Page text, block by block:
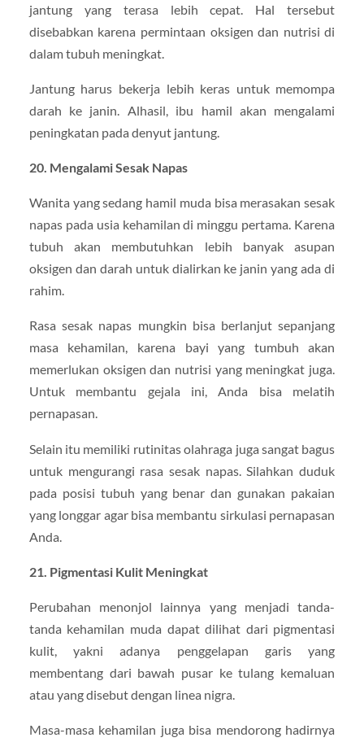
jantung yang terasa lebih cepat. Hal tersebut
disebabkan karena permintaan oksigen dan nutrisi di
dalam tubuh meningkat.
Jantung harus bekerja lebih keras untuk memompa
darah ke janin. Alhasil, ibu hamil akan mengalami
peningkatan pada denyut jantung.
20. Mengalami Sesak Napas
Wanita yang sedang hamil muda bisa merasakan sesak
napas pada usia kehamilan di minggu pertama. Karena
tubuh akan membutuhkan lebih banyak asupan
oksigen dan darah untuk dialirkan ke janin yang ada di
rahim.
Rasa sesak napas mungkin bisa berlanjut sepanjang
masa kehamilan, karena bayi yang tumbuh akan
memerlukan oksigen dan nutrisi yang meningkat juga.
Untuk membantu gejala ini, Anda bisa melatih
pernapasan.
Selain itu memiliki rutinitas olahraga juga sangat bagus
untuk mengurangi rasa sesak napas. Silahkan duduk
pada posisi tubuh yang benar dan gunakan pakaian
yang longgar agar bisa membantu sirkulasi pernapasan
Anda.
21. Pigmentasi Kulit Meningkat
Perubahan menonjol lainnya yang menjadi tanda-
tanda kehamilan muda dapat dilihat dari pigmentasi
kulit, yakni adanya penggelapan garis yang
membentang dari bawah pusar ke tulang kemaluan
atau yang disebut dengan linea nigra.
Masa-masa kehamilan juga bisa mendorong hadirnya